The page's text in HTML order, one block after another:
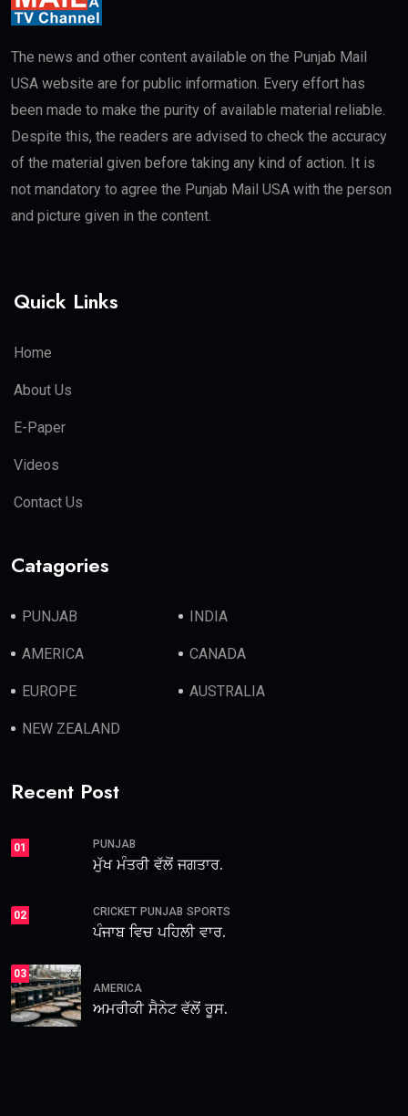
The news and other content available on the Punjab Mail
USA website are for public information. Every effort has
been made to make the purity of available material reliable.
Despite this, the readers are advised to check the accuracy
of the material given before taking any kind of action. It is
not mandatory to agree the Punjab Mail USA with the person
and picture given in the content.
Quick Links
Home
About Us
E-Paper
Videos
Contact Us
Catagories
PUNJAB INDIA
AMERICA CANADA
EUROPE AUSTRALIA
NEW ZEALAND
Recent Post
01 PUNJAB
ਮੁੱਖ ਮੰਤਰੀ ਵੱਲੋਂ ਜਗਤਾਰ.
02 CRICKET PUNJAB SPORTS
ਪੰਜਾਬ ਵਿਚ ਪਹਿਲੀ ਵਾਰ.
03
AMERICA
ਅਮਰੀਕੀ ਸੈਨੇਟ ਵੱਲੋਂ ਰੂਸ.